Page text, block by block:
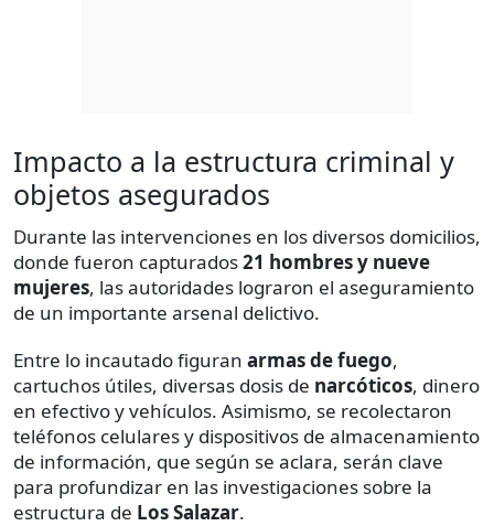
Impacto a la estructura criminal y
objetos asegurados
Durante las intervenciones en los diversos domicilios,
donde fueron capturados21 hombres y nueve
mujeres, las autoridades lograron el aseguramiento
de un importante arsenal delictivo.
Entre lo incautado figuran armas de fuego,
cartuchos útiles, diversas dosis de narcóticos, dinero
en efectivo y vehículos. Asimismo, se recolectaron
teléfonos celulares y dispositivos de almacenamiento
de información, que según se aclara, serán clave
para profundizar en las investigaciones sobre la
estructura de Los Salazar.